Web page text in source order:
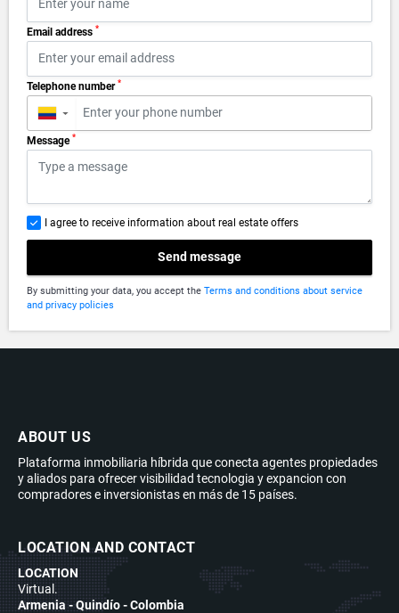
Email address *
Telephone number *
▼
Message *
I agree to receive information about real estate offers
Send message
By submitting your data, you accept the Terms and conditions about service
and privacy policies
ABOUT US
Plataforma inmobiliaria híbrida que conecta agentes propiedades
y aliados para ofrecer visibilidad tecnologia y expancion con
compradores e inversionistas en más de 15 países.
LOCATION AND CONTACT
LOCATION
Virtual.
Armenia - Quindío - Colombia